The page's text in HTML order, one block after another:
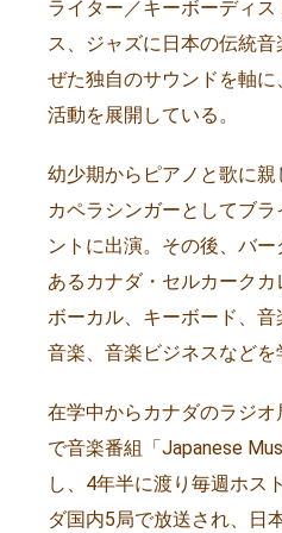
ライター／キーボーディ
ス、ジャズに日本の伝統
ぜた独自のサウンドを軸
活動を展開している。
幼少期からピアノと歌に
カペラシンガーとしてブ
ントに出演。その後、バ
あるカナダ・セルカークカ
ボーカル、キーボード、
音楽、音楽ビジネスなどを
在学中からカナダのラジオ
で音楽番組「 Japanese
し、4年半に渡り毎週ホス
ダ国内5局で放送され、日